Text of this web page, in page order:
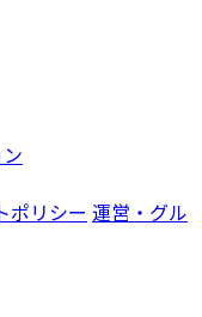
ポリシー 運営・グル